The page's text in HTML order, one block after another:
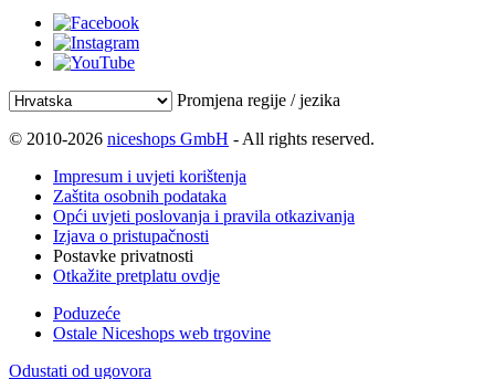
Promjena regije / jezika
© 2010-2026 niceshops GmbH - All rights reserved.
Impresum i uvjeti korištenja
Zaštita osobnih podataka
Opći uvjeti poslovanja i pravila otkazivanja
Izjava o pristupačnosti
Postavke privatnosti
Otkažite pretplatu ovdje
Poduzeće
Ostale Niceshops web trgovine
Odustati od ugovora